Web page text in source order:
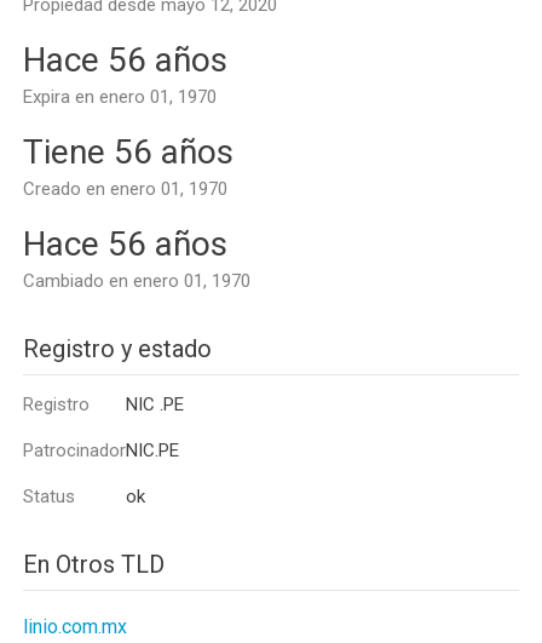
Propiedad desde mayo 12, 2020
Hace 56 años
Expira en enero 01, 1970
Tiene 56 años
Creado en enero 01, 1970
Hace 56 años
Cambiado en enero 01, 1970
Registro y estado
Registro NIC .PE
PatrocinadorNIC.PE
Status ok
En Otros TLD
linio.com.mx